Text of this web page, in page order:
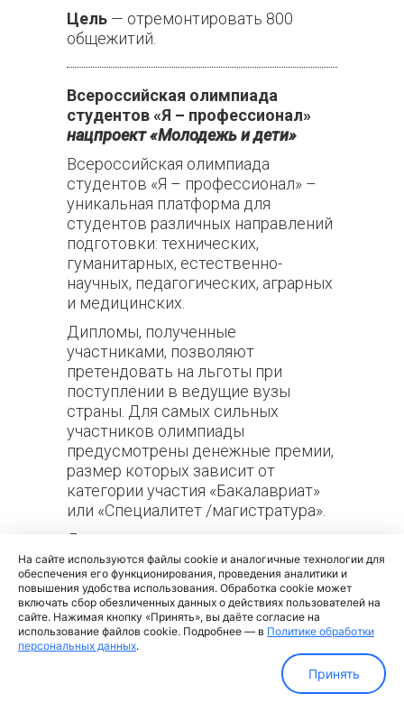
Цель — отремонтировать 800
общежитий.
Всероссийская олимпиада
студентов «Я – профессионал»
нацпроект «Молодежь и дети»
Всероссийская олимпиада
студентов «Я – профессионал» –
уникальная платформа для
студентов различных направлений
подготовки: технических,
гуманитарных, естественно-
научных, педагогических, аграрных
и медицинских.
Дипломы, полученные
участниками, позволяют
претендовать на льготы при
поступлении в ведущие вузы
страны. Для самых сильных
участников олимпиады
предусмотрены денежные премии,
размер которых зависит от
категории участия «Бакалавриат»
или «Специалитет /магистратура».
Дипломанты имеют возможность
пройти стажировку в крупных
российских компаниях, что
способствует практическому
усвоению знаний и развитию
профессиональных навыков.
Участники олимпиады получают
доступ к вакансиям компаний-
партнеров, консультациям HR-
На сайте используются файлы cookie и аналогичные технологии для
обеспечения его функционирования, проведения аналитики и
повышения удобства использования. Обработка cookie может
включать сбор обезличенных данных о действиях пользователей на
сайте. Нажимая кнопку «Принять», вы даёте согласие на
использование файлов cookie. Подробнее — в Политике обработки
персональных данных.
Принять